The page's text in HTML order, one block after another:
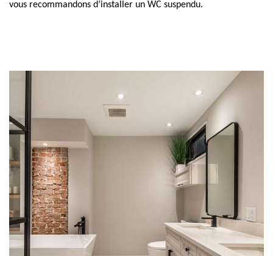
vous recommandons d’installer un WC suspendu.